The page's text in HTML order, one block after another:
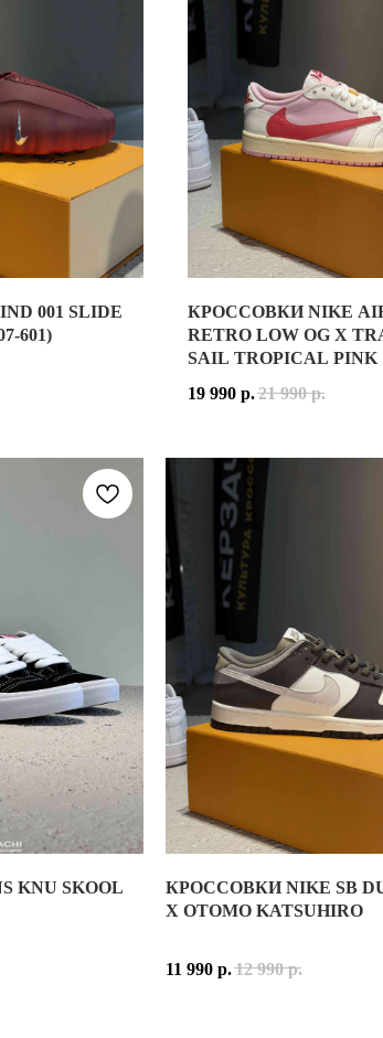
ВДОХНОВЛЁННАЯ БЕГОВЫМИ
С МНОГОСЛОЙНЫМИ СИНТЕТИЧЕСКИМИ
ЭТО МОДЕЛЬ, В КОТОРОЙ ОДИНАКОВО
ДЛЯ ТЕХ, КТО ИЩЕТ УДОБНЫЕ КРОССОВКИ
С МЕТАЛЛИЗИРОВАННЫМ ПОКРЫТИЕМ
001 SLIDE
601)
SLIDE TEAM RED (HQ4307-601)
— ОДНА ИЗ САМЫХ НЕОБЫЧНЫХ НОВИНОК
ОБЪЕДИНЯЕТ НАСЫЩЕННЫЕ ОТТЕНКИ
ОТЛИЧНО ПОДХОДИТ ДЛЯ
001 СЧИТАЕТСЯ ОДНОЙ ИЗ САМЫХ
TEAM RED, UNIVERSITY RED, MIDNIGHT NAVY,
601
001 SLIDE
2026 ГОДА
КРОССОВКИ NIKE AIR
RETRO LOW OG X
SAIL TROPICAL PINK
19 990 р.21 990 р.
(HF4308-072)
СИЛУЭТ, КОТОРЫЙ СТАЛ ОДНИМ ИЗ
KNU SKOOL
WHITE"
МОДЕЛИ
— ЭТО ПЕРЕЗАПУСК КУЛЬТОВОЙ МОДЕЛИ ИЗ
КРОССОВКИ NIKE SB
X OTOMO KATSUHIRO
КРОССОВКИ NIKE SB DUNK
NIKE SB DUNK LOW X
11 990 р.12 990 р.